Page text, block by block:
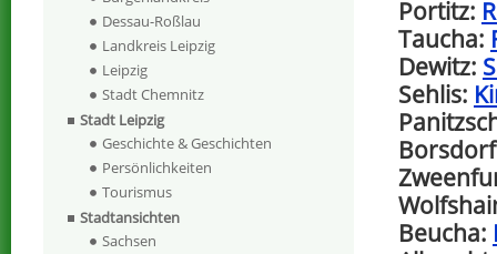
Portitz:
Taucha:
Dewitz:
Sehlis:
Beucha:
Dessau-Roßlau
Landkreis Leipzig
Leipzig
Stadt Chemnitz
Stadt Leipzig
Geschichte & Geschichten
Persönlichkeiten
Tourismus
Stadtansichten
Sachsen